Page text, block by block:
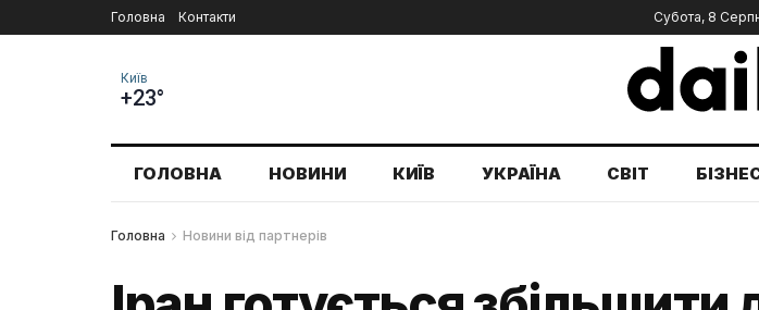
Головна Контакти Субота, 8
Київ
+23°
ГОЛОВНА НОВИНИ КИЇВ УКРАЇНА СВІТ
Головна Новини від партнерів